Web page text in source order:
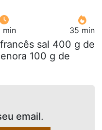
min 35 min
sal 400 g de
100 g de
email.